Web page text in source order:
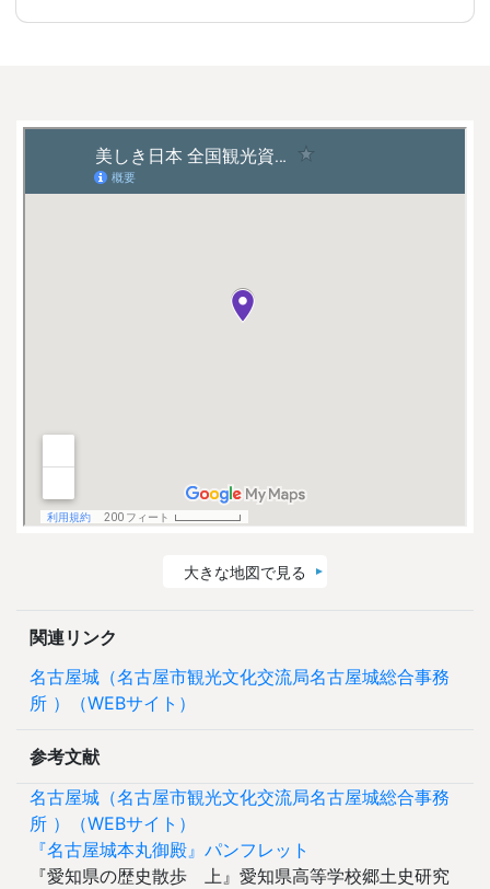
大きな地図で見る
関連リンク
名古屋城（名古屋市観光文化交流局名古屋城総合事務
所 ）（WEBサイト）
参考文献
名古屋城（名古屋市観光文化交流局名古屋城総合事務
所 ）（WEBサイト）
『名古屋城本丸御殿』パンフレット
『愛知県の歴史散歩 上』愛知県高等学校郷土史研究